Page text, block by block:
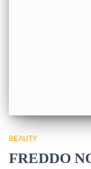
BEAUTY
FREDDO